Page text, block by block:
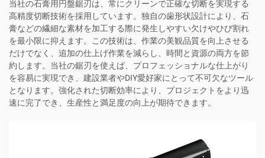
当社の石膏用円盤鋸刃は、常にクリーンで正確な切断を実現する
高精度切断技術を採用しています。独自の歯形状設計により、石
膏などの繊細な素材を加工する際に発生しやすい欠けやひび割れ
を最小限に抑えます。この技術は、作業の美観品質を向上させる
だけでなく、追加の仕上げ作業を減らし、時間と資源の両方を節
約します。当社の鋸刃を使えば、プロフェッショナルな仕上がり
を容易に実現でき、建設業者やDIY愛好家にとって不可欠なツール
となります。強化された切断効率により、プロジェクトをより迅
速に完了でき、生産性と満足度の向上が期待できます。